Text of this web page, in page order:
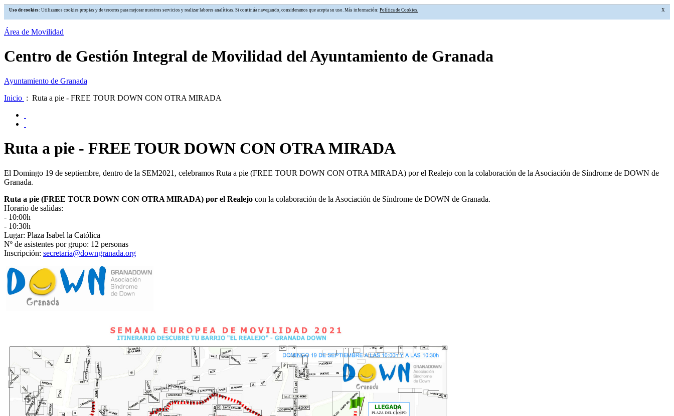
Uso de cookies: Utilizamos cookies propias y de terceros para mejorar nuestros servicios y realizar labores analíticas. Si continúa navegando, consideramos que acepta su uso. Más información: Política de Cookies. X
Área de Movilidad
Centro de Gestión Integral de Movilidad del Ayuntamiento de Granada
Ayuntamiento de Granada
Inicio : Ruta a pie - FREE TOUR DOWN CON OTRA MIRADA
Ruta a pie - FREE TOUR DOWN CON OTRA MIRADA
El Domingo 19 de septiembre, dentro de la SEM2021, celebramos Ruta a pie (FREE TOUR DOWN CON OTRA MIRADA) por el Realejo con la colaboración de la Asociación de Síndrome de DOWN de
Granada.
Ruta a pie (FREE TOUR DOWN CON OTRA MIRADA) por el Realejo con la colaboración de la Asociación de Síndrome de DOWN de Granada.
Horario de salidas:
- 10:00h
- 10:30h
Lugar: Plaza Isabel la Católica
Nº de asistentes por grupo: 12 personas
Inscripción: secretaria@downgranada.org